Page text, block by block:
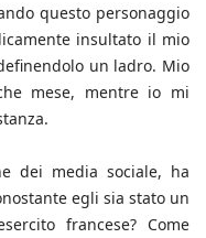
questo personaggio
insultato il mio
un ladro. Mio
mese, mentre io mi
dei media sociale, ha
egli sia stato un
francese? Come